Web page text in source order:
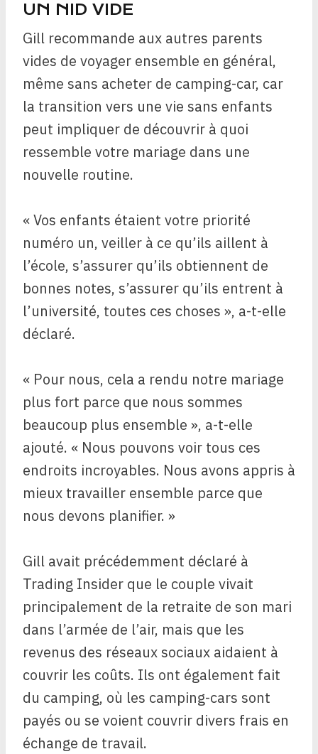
UN NID VIDE
Gill recommande aux autres parents
vides de voyager ensemble en général,
même sans acheter de camping-car, car
la transition vers une vie sans enfants
peut impliquer de découvrir à quoi
ressemble votre mariage dans une
nouvelle routine.
« Vos enfants étaient votre priorité
numéro un, veiller à ce qu’ils aillent à
l’école, s’assurer qu’ils obtiennent de
bonnes notes, s’assurer qu’ils entrent à
l’université, toutes ces choses », a-t-elle
déclaré.
« Pour nous, cela a rendu notre mariage
plus fort parce que nous sommes
beaucoup plus ensemble », a-t-elle
ajouté. « Nous pouvons voir tous ces
endroits incroyables. Nous avons appris à
mieux travailler ensemble parce que
nous devons planifier. »
Gill avait précédemment déclaré à
Trading Insider que le couple vivait
principalement de la retraite de son mari
dans l’armée de l’air, mais que les
revenus des réseaux sociaux aidaient à
couvrir les coûts. Ils ont également fait
du camping, où les camping-cars sont
payés ou se voient couvrir divers frais en
échange de travail.